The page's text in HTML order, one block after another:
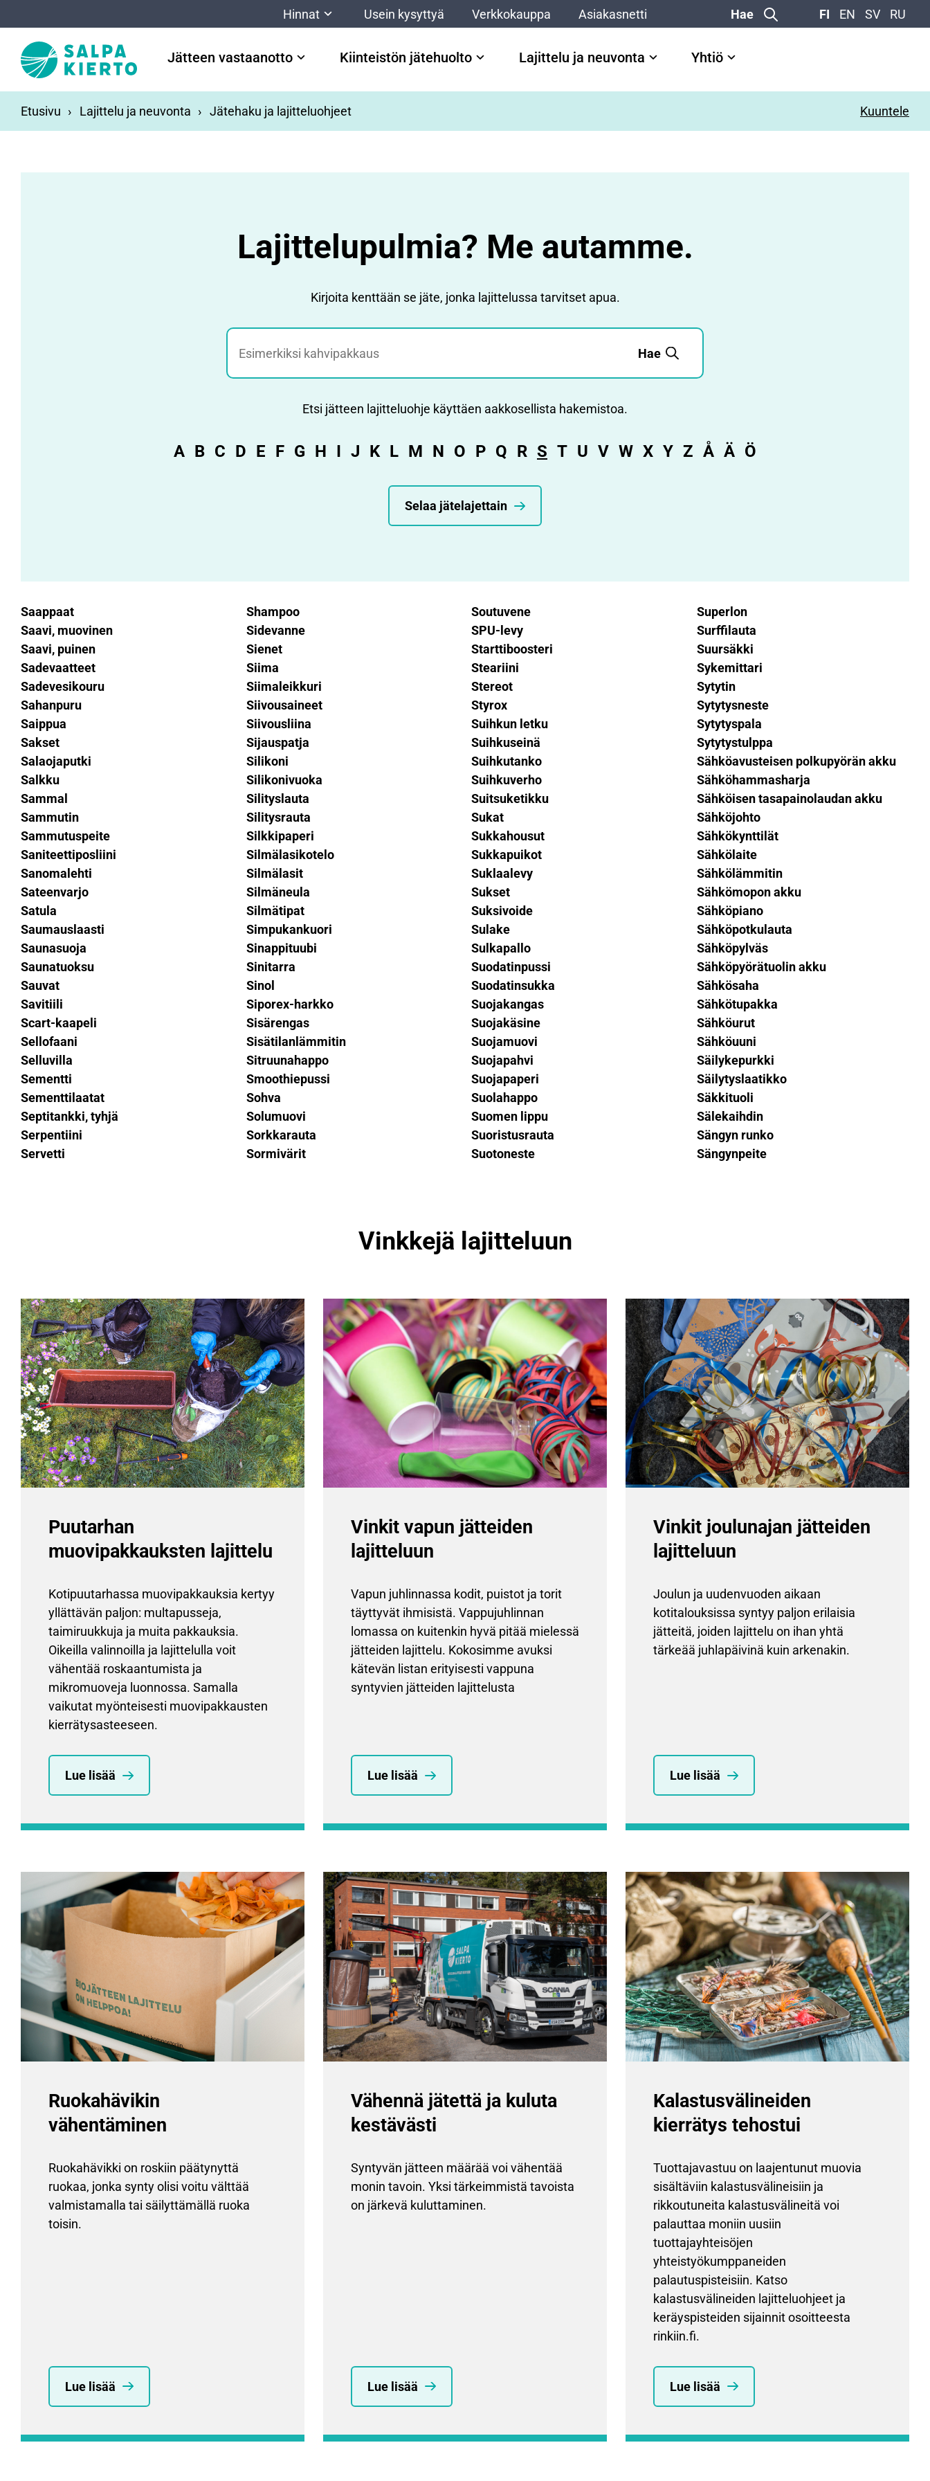
Hinnat Usein kysyttyä Verkkokauppa Asiakasnetti Hae FI EN SV RU
Jätteen vastaanotto Kiinteistön jätehuolto Lajittelu ja neuvonta Yhtiö
Etusivu Lajittelu ja neuvonta Jätehaku ja lajitteluohjeet Kuuntele
Lajittelupulmia? Me autamme.
Kirjoita kenttään se jäte, jonka lajittelussa tarvitset apua.
Hae
Etsi jätteen lajitteluohje käyttäen aakkosellista hakemistoa.
A B C D E F G H I J K L M N O P Q R S T U V W X Y Z Å Ä Ö
Selaa jätelajettain
Saappaat
Saavi, muovinen
Saavi, puinen
Sadevaatteet
Sadevesikouru
Sahanpuru
Saippua
Sakset
Salaojaputki
Salkku
Sammal
Sammutin
Sammutuspeite
Saniteettiposliini
Sanomalehti
Sateenvarjo
Satula
Saumauslaasti
Saunasuoja
Saunatuoksu
Sauvat
Savitiili
Scart-kaapeli
Sellofaani
Selluvilla
Sementti
Sementtilaatat
Septitankki, tyhjä
Serpentiini
Servetti
Shampoo
Sidevanne
Sienet
Siima
Siimaleikkuri
Siivousaineet
Siivousliina
Sijauspatja
Silikoni
Silikonivuoka
Silityslauta
Silitysrauta
Silkkipaperi
Silmälasikotelo
Silmälasit
Silmäneula
Silmätipat
Simpukankuori
Sinappituubi
Sinitarra
Sinol
Siporex-harkko
Sisärengas
Sisätilanlämmitin
Sitruunahappo
Smoothiepussi
Sohva
Solumuovi
Sorkkarauta
Sormivärit
Soutuvene
SPU-levy
Starttiboosteri
Steariini
Stereot
Styrox
Suihkun letku
Suihkuseinä
Suihkutanko
Suihkuverho
Suitsuketikku
Sukat
Sukkahousut
Sukkapuikot
Suklaalevy
Sukset
Suksivoide
Sulake
Sulkapallo
Suodatinpussi
Suodatinsukka
Suojakangas
Suojakäsine
Suojamuovi
Suojapahvi
Suojapaperi
Suolahappo
Suomen lippu
Suoristusrauta
Suotoneste
Superlon
Surffilauta
Suursäkki
Sykemittari
Sytytin
Sytytysneste
Sytytyspala
Sytytystulppa
Sähköavusteisen polkupyörän akku
Sähköhammasharja
Sähköisen tasapainolaudan akku
Sähköjohto
Sähkökynttilät
Sähkölaite
Sähkölämmitin
Sähkömopon akku
Sähköpiano
Sähköpotkulauta
Sähköpylväs
Sähköpyörätuolin akku
Sähkösaha
Sähkötupakka
Sähköurut
Sähköuuni
Säilykepurkki
Säilytyslaatikko
Säkkituoli
Sälekaihdin
Sängyn runko
Sängynpeite
Vinkkejä lajitteluun
Puutarhan
muovipakkauksten lajittelu
Kotipuutarhassa muovipakkauksia kertyy
yllättävän paljon: multapusseja,
taimiruukkuja ja muita pakkauksia.
Oikeilla valinnoilla ja lajittelulla voit
vähentää roskaantumista ja
mikromuoveja luonnossa. Samalla
vaikutat myönteisesti muovipakkausten
kierrätysasteeseen.
Lue lisää
Vinkit vapun jätteiden
lajitteluun
Vapun juhlinnassa kodit, puistot ja torit
täyttyvät ihmisistä. Vappujuhlinnan
lomassa on kuitenkin hyvä pitää mielessä
jätteiden lajittelu. Kokosimme avuksi
kätevän listan erityisesti vappuna
syntyvien jätteiden lajittelusta
Lue lisää
Vinkit joulunajan jätteiden
lajitteluun
Joulun ja uudenvuoden aikaan
kotitalouksissa syntyy paljon erilaisia
jätteitä, joiden lajittelu on ihan yhtä
tärkeää juhlapäivinä kuin arkenakin.
Lue lisää
Ruokahävikin
vähentäminen
Ruokahävikki on roskiin päätynyttä
ruokaa, jonka synty olisi voitu välttää
valmistamalla tai säilyttämällä ruoka
toisin.
Lue lisää
Vähennä jätettä ja kuluta
kestävästi
Syntyvän jätteen määrää voi vähentää
monin tavoin. Yksi tärkeimmistä tavoista
on järkevä kuluttaminen.
Lue lisää
Kalastus­välineiden
kierrätys tehostui
Tuottajavastuu on laajentunut muovia
sisältäviin kalastusvälineisiin ja
rikkoutuneita kalastusvälineitä voi
palauttaa moniin uusiin
tuottajayhteisöjen
yhteistyökumppaneiden
palautuspisteisiin. Katso
kalastusvälineiden lajitteluohjeet ja
keräyspisteiden sijainnit osoitteesta
rinkiin.fi.
Lue lisää